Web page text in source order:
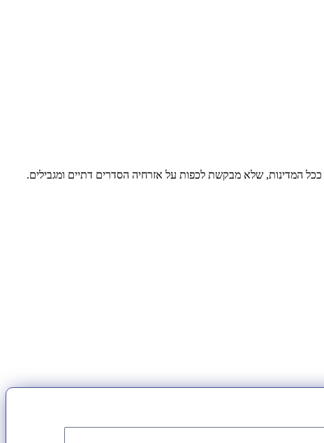
המדינות, שלא מבקשת לכפות על אזרחיה הסדרים דתיים ומגבילים.